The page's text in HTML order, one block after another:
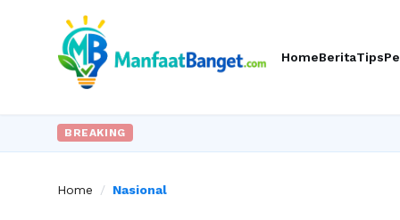
HomeBeritaTips
BREAKING
Home / Nasional